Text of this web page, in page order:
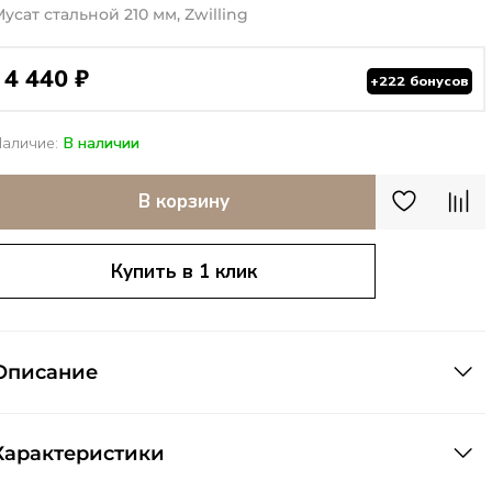
В наличии
стальной 210 мм, Zwilling
4 440 ₽ +222 бонусов
В корзину
Купить в 1 клик